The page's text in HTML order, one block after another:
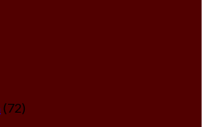
(72)